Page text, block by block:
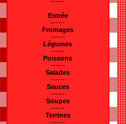
Entrée
------
Fromages
------
Légumes
------
Poissons
------
Salades
------
Sauces
------
Soupes
------
Terrines
------